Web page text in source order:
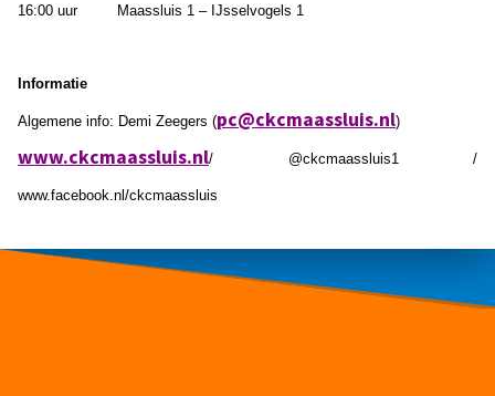
16:00 uur Maassluis 1 – IJsselvogels 1
Informatie
Algemene info: Demi Zeegers (pc@ckcmaassluis.nl)
www.ckcmaassluis.nl/ @ckcmaassluis1 /
www.facebook.nl/ckcmaassluis